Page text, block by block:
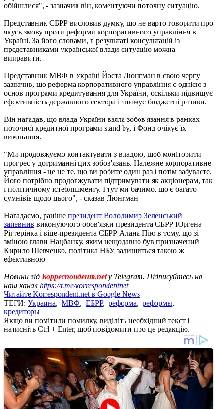
обійшлися", - зазначив він, коментуючи поточну ситуацію.
Представник ЄБРР висловив думку, що не варто говорити про
якусь змову проти реформи корпоративного управління в
Україні. За його словами, в результаті консультацій із
представниками української влади ситуацію можна
виправити.
Представник МВФ в Україні Йоста Люнгман в свою чергу
зазначив, що реформа корпоративного управління є однією з
основ програми кредитування для України, оскільки підвищує
ефективність державного сектора і знижує бюджетні ризики.
Він нагадав, що влада України взяла зобов'язання в рамках
поточної кредитної програми stand by, і Фонд очікує їх
виконання.
"Ми продовжуємо контактувати з владою, щоб моніторити
прогрес у дотриманні цих зобов'язань. Належне корпоративне
управління - це не те, що ви робите один раз і потім забуваєте.
Його потрібно продовжувати підтримувати як акціонерам, так
і політичному істеблішменту. І тут ми бачимо, що є багато
сумнівів щодо цього", - сказав Люнгман.
Нагадаємо, раніше президент Володимир Зеленський
запевнив виконуючого обов'язки президента ЄБРР Юргена
Рігтерінка і віце-президента ЄБРР Алана Пію в тому, що зі
зміною глави Нацбанку, яким нещодавно був призначений
Кирило Шевченко, політика НБУ залишиться такою ж
ефективною.
Новини від Корреспондент.netу Telegram. Підписуйтесь на
наш канал https://t.me/korrespondentnet
Читайте Korrespondent.net в Google News
ТЕГИ: Украина, МВФ, ЕБРР, реформа, реформы,
кредиторы
Якщо ви помітили помилку, виділіть необхідний текст і
натисніть Ctrl + Enter, щоб повідомити про це редакцію.